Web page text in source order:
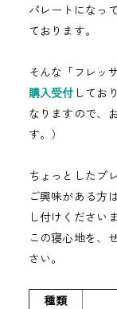
パレートになっ
ております。
そんな「フレッ
購入受付 してお
なりますので、
す。）
ちょっとしたプ
ご興味がある方
し付けくださいま
この寝心地を、
さい。
種類